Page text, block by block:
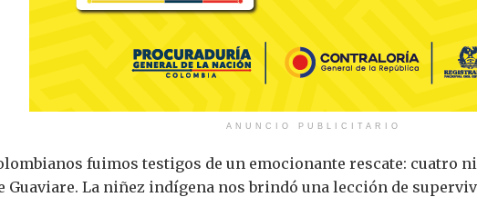
ANUNCIO PUBLICITARIO
fuimos testigos de un emocionante rescate: cuatro
Guaviare. La niñez indígena nos brindó una lección de